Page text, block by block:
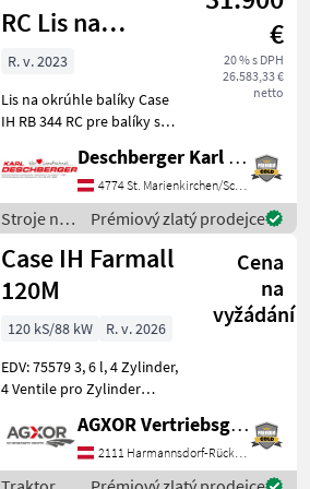
Luxu
Case IH
RC Lis na
okrúhle balíky
€
20 % s DPH
26.583,33 €
netto
R. v. 2023
Lis na okrúhle balíky Case
IH RB 344 RC pre balíky s
priemer: 1, 25 m s horným
opornou nohou,
širokouhlým kardanovým h
Deschberger Karl Landtechnik GesmbH & Co KG
4774 St. Marienkirchen/Schärding
Stroje na
zber
objemových
krmív /
Case IH
Prémiový zlatý prodejce
Case IH Farmall
120M
Cena
na
vyžádání
120 kS/88 kW
R. v. 2026
EDV: 75579 3, 6 l, 4 Zylinder,
4 Ventile pro Zylinder
Common-Rail-
Hochdruckeinspritzung
Abgasnorm Stufe V,
AGXOR Vertriebsgesellschaft Ost GmbH
2111 Harmannsdorf-Rückersdorf